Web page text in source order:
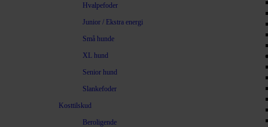
Hvalpefoder
Junior / Ekstra energi
Små hunde
XL hund
Senior hund
Slankefoder
Kosttilskud
Beroligende